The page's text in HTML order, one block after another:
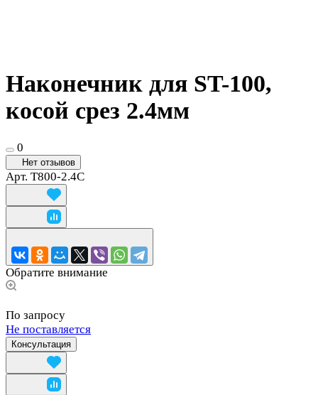
Наконечник для ST-100,
косой срез 2.4мм
0
Нет отзывов
Арт. T800-2.4C
Обратите внимание
По запросу
Не поставляется
Консультация